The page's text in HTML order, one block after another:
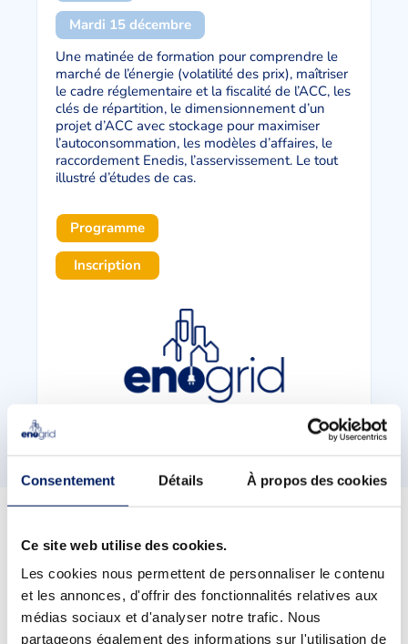
Consentement Détails À propos des cookies
Ce site web utilise des cookies.
Les cookies nous permettent de personnaliser le contenu
et les annonces, d'offrir des fonctionnalités relatives aux
médias sociaux et d'analyser notre trafic. Nous
partageons également des informations sur l'utilisation de
Mardi 15 décembre
Une matinée de formation pour comprendre le
marché de l’énergie (volatilité des prix), maîtriser
le cadre réglementaire et la fiscalité de l’ACC, les
clés de répartition, le dimensionnement d’un
projet d’ACC avec stockage pour maximiser
l’autoconsommation, les modèles d’affaires, le
raccordement Enedis, l’asservissement. Le tout
illustré d’études de cas.
Programme
Inscription
Nos alumnis témoignent